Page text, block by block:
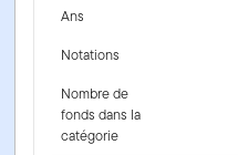
Ans
Notations
Nombre de
fonds dans la
catégorie